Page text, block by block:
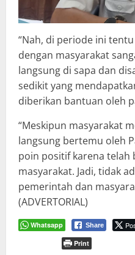
“Nah, di periode ini
dengan masyarakat
langsung di sapa dan
sedikit yang
diberikan bantuan oleh
“Meskipun masyarakat
langsung bertemu oleh
poin positif karena telah
masyarakat. Jadi, tidak
pemerintah dan
(ADVERTORIAL)
Whatsapp Share
Print